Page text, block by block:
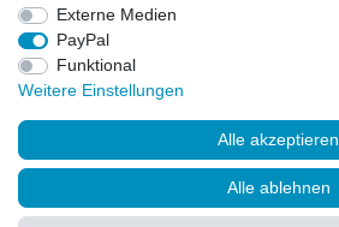
Externe Medien
PayPal
Funktional
Weitere Einstellungen
Alle akzeptieren
Alle ablehnen